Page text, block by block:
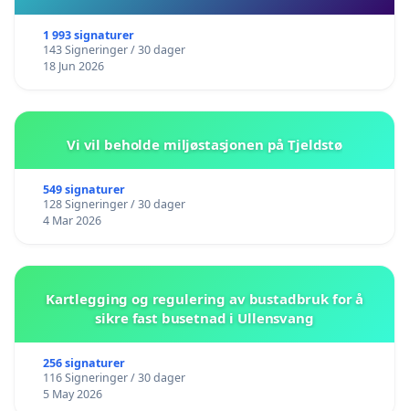
1 993 signaturer
143 Signeringer / 30 dager
18 Jun 2026
Vi vil beholde miljøstasjonen på Tjeldstø
549 signaturer
128 Signeringer / 30 dager
4 Mar 2026
Kartlegging og regulering av bustadbruk for å
sikre fast busetnad i Ullensvang
256 signaturer
116 Signeringer / 30 dager
5 May 2026